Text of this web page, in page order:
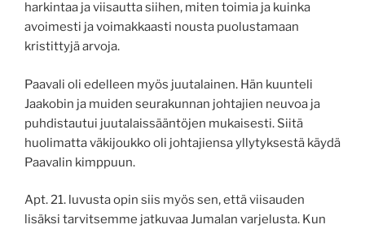
harkintaa ja viisautta siihen, miten toimia ja kuinka
avoimesti ja voimakkaasti nousta puolustamaan
kristittyjä arvoja.
Paavali oli edelleen myös juutalainen. Hän kuunteli
Jaakobin ja muiden seurakunnan johtajien neuvoa ja
puhdistautui juutalaissääntöjen mukaisesti. Siitä
huolimatta väkijoukko oli johtajiensa yllytyksestä käydä
Paavalin kimppuun.
Apt. 21. luvusta opin siis myös sen, että viisauden
lisäksi tarvitsemme jatkuvaa Jumalan varjelusta. Kun